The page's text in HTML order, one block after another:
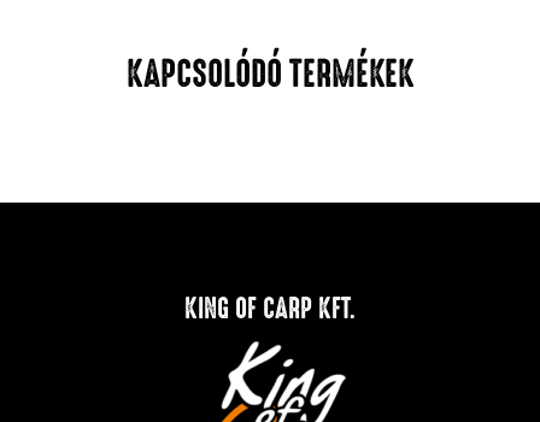
KAPCSOLÓDÓ TERMÉKEK
KING OF CARP KFT.